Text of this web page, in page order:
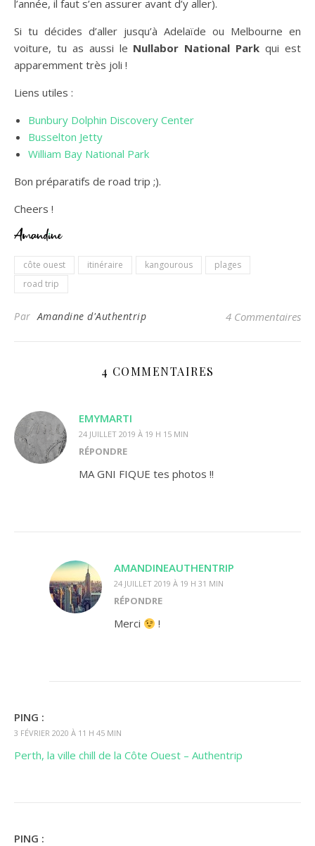
l’année, il faut s’en assurer avant d’y aller).
Si tu décides d’aller jusqu’à Adelaïde ou Melbourne en
voiture, tu as aussi le Nullabor National Parkqui est
apparemment très joli !
Liens utiles :
Bunbury Dolphin Discovery Center
Busselton Jetty
William Bay National Park
Bon préparatifs de road trip ;).
Cheers !
côte ouest itinéraire kangourous
plages
road trip
ParAmandine d'Authentrip 4 Commentaires
4 COMMENTAIRES
EMYMARTI
24 JUILLET 2019 À 19 H 15 MIN
RÉPONDRE
MA GNI FIQUE tes photos !!
AMANDINEAUTHENTRIP
24 JUILLET 2019 À 19 H 31 MIN
RÉPONDRE
Merci !
PING :
3 FÉVRIER 2020 À 11 H 45 MIN
Perth, la ville chill de la Côte Ouest – Authentrip
PING :